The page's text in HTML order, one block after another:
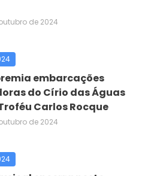
de 2024
embarcações
do Círio das Águas
Carlos Rocque
de 2024